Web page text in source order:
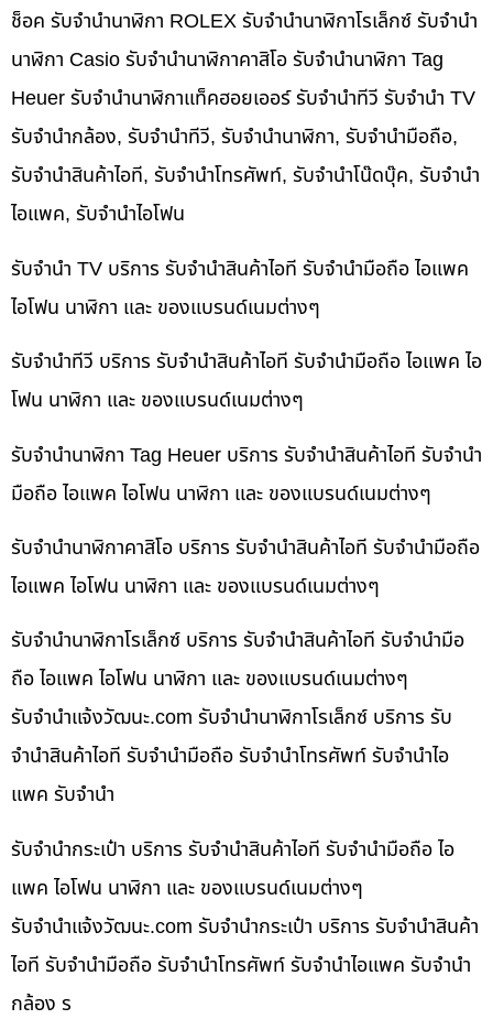
ช็อค รับจำนำนาฬิกา ROLEX รับจำนำนาฬิกาโรเล็กซ์ รับจำนำ
นาฬิกา Casio รับจำนำนาฬิกาคาสิโอ รับจำนำนาฬิกา Tag
Heuer รับจำนำนาฬิกาแท็คฮอยเออร์ รับจำนำทีวี รับจำนำ TV
รับจำนำกล้อง, รับจำนำทีวี, รับจำนำนาฬิกา, รับจำนำมือถือ,
รับจำนำสินค้าไอที, รับจำนำโทรศัพท์, รับจำนำโน๊ดบุ๊ค, รับจำนำ
ไอแพค, รับจำนำไอโฟน
รับจำนำ TV บริการ รับจำนำสินค้าไอที รับจำนำมือถือ ไอแพค
ไอโฟน นาฬิกา และ ของแบรนด์เนมต่างๆ
รับจำนำทีวี บริการ รับจำนำสินค้าไอที รับจำนำมือถือ ไอแพค ไอ
โฟน นาฬิกา และ ของแบรนด์เนมต่างๆ
รับจำนำนาฬิกา Tag Heuer บริการ รับจำนำสินค้าไอที รับจำนำ
มือถือ ไอแพค ไอโฟน นาฬิกา และ ของแบรนด์เนมต่างๆ
รับจำนำนาฬิกาคาสิโอ บริการ รับจำนำสินค้าไอที รับจำนำมือถือ
ไอแพค ไอโฟน นาฬิกา และ ของแบรนด์เนมต่างๆ
รับจำนำนาฬิกาโรเล็กซ์ บริการ รับจำนำสินค้าไอที รับจำนำมือ
ถือ ไอแพค ไอโฟน นาฬิกา และ ของแบรนด์เนมต่างๆ
รับจํานําแจ้งวัฒนะ.com รับจำนำนาฬิกาโรเล็กซ์ บริการ รับ
จำนำสินค้าไอที รับจำนำมือถือ รับจำนำโทรศัพท์ รับจำนำไอ
แพค รับจำนำ
รับจำนำกระเป๋า บริการ รับจำนำสินค้าไอที รับจำนำมือถือ ไอ
แพค ไอโฟน นาฬิกา และ ของแบรนด์เนมต่างๆ
รับจํานําแจ้งวัฒนะ.com รับจำนำกระเป๋า บริการ รับจำนำสินค้า
ไอที รับจำนำมือถือ รับจำนำโทรศัพท์ รับจำนำไอแพค รับจำนำ
กล้อง ร